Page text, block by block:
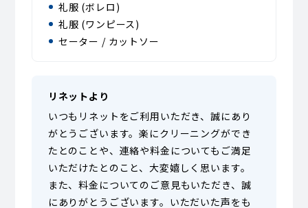
礼服 (ボレロ)
礼服 (ワンピース)
セーター / カットソー
リネットより
いつもリネットをご利用いただき、誠にあり
がとうございます。楽にクリーニングができ
たとのことや、連絡や料金についてもご満足
いただけたとのこと、大変嬉しく思います。
また、料金についてのご意見もいただき、誠
にありがとうございます。いただいた声をも